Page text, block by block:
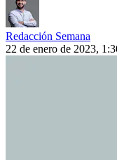
Redacción Semana
22 de enero de 2023,